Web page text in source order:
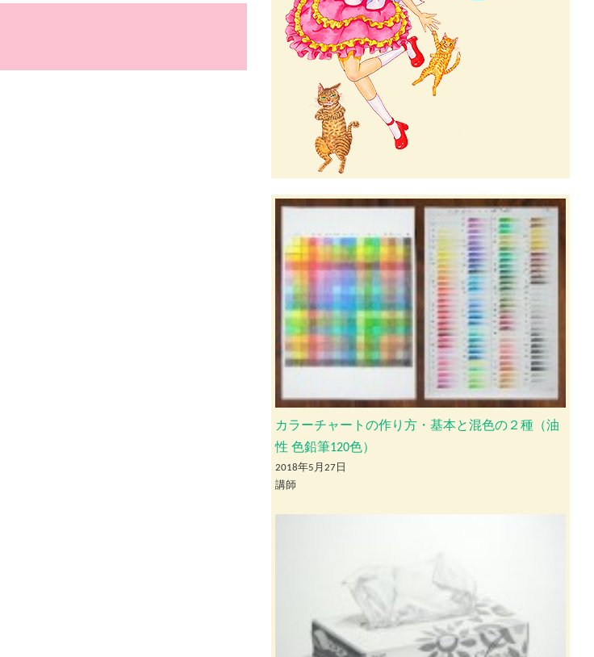
カラーチャートの作り方・基本と混色の２種（油
性 色鉛筆120色）
2018年5月27日
講師